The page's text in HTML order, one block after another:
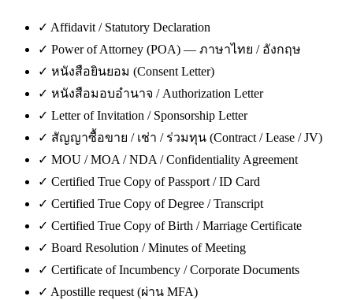
✓ Affidavit / Statutory Declaration
✓ Power of Attorney (POA) — ภาษาไทย / อังกฤษ
✓ หนังสือยินยอม (Consent Letter)
✓ หนังสือมอบอำนาจ / Authorization Letter
✓ Letter of Invitation / Sponsorship Letter
✓ สัญญาซื้อขาย / เช่า / ร่วมทุน (Contract / Lease / JV)
✓ MOU / MOA / NDA / Confidentiality Agreement
✓ Certified True Copy of Passport / ID Card
✓ Certified True Copy of Degree / Transcript
✓ Certified True Copy of Birth / Marriage Certificate
✓ Board Resolution / Minutes of Meeting
✓ Certificate of Incumbency / Corporate Documents
✓ Apostille request (ผ่าน MFA)